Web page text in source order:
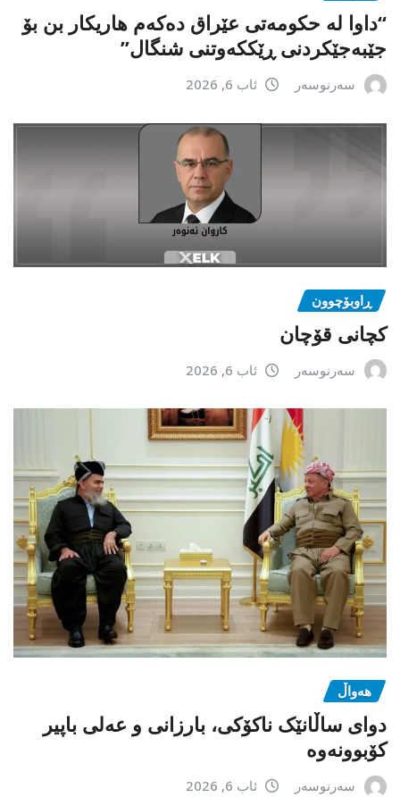
“داوا لە حكومەتی عێراق دەكەم هاریكار بن بۆ
جێبەجێكردنی ڕێككەوتنی شنگال”
سەرنوسەر ئاب 6, 2026
ڕاوبۆچوون
کچانی قۆچان
سەرنوسەر ئاب 6, 2026
هەواڵ
دوای ساڵانێک ناکۆکی، بارزانی و عەلی باپیر
کۆبوونەوە
سەرنوسەر ئاب 6, 2026